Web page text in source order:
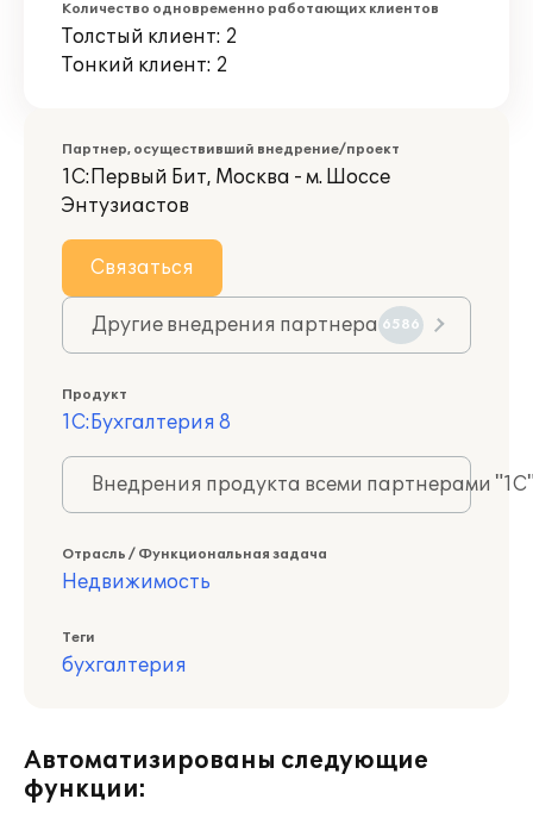
Количество одновременно работающих клиентов
Толстый клиент: 2
Тонкий клиент: 2
Партнер, осуществивший внедрение/проект
1С:Первый Бит, Москва - м. Шоссе
Энтузиастов
Связаться
Другие внедрения партнера 6586
Продукт
1С:Бухгалтерия 8
Внедрения продукта всеми партнерами
Отрасль / Функциональная задача
Недвижимость
Теги
бухгалтерия
Автоматизированы следующие
функции: